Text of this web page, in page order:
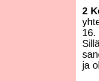
2
16.
ja